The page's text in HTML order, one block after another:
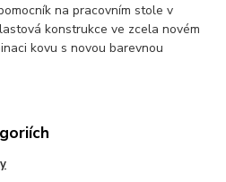
na pracovním stole v
konstrukce ve zcela novém
kovu s novou barevnou